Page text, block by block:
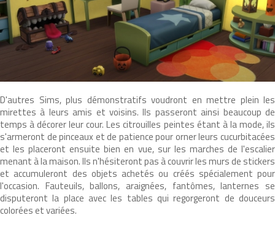
D'autres Sims, plus démonstratifs voudront en mettre plein les
mirettes à leurs amis et voisins. Ils passeront ainsi beaucoup de
temps à décorer leur cour. Les citrouilles peintes étant à la mode, ils
s'armeront de pinceaux et de patience pour orner leurs cucurbitacées
et les placeront ensuite bien en vue, sur les marches de l'escalier
menant à la maison. Ils n'hésiteront pas à couvrir les murs de stickers
et accumuleront des objets achetés ou créés spécialement pour
l'occasion. Fauteuils, ballons, araignées, fantômes, lanternes se
disputeront la place avec les tables qui regorgeront de douceurs
colorées et variées.